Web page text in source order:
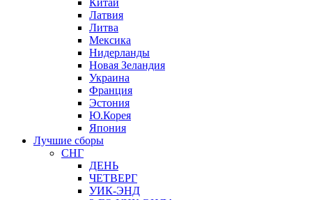
Китай
Латвия
Литва
Мексика
Нидерланды
Новая Зеландия
Украина
Франция
Эстония
Ю.Корея
Япония
Лучшие сборы
СНГ
ДЕНЬ
ЧЕТВЕРГ
УИК-ЭНД